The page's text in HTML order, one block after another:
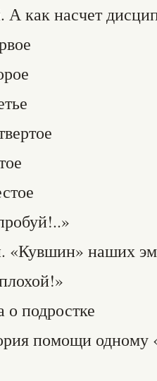
А как насчет
«Кувшин» наших
подростке
помощи одному